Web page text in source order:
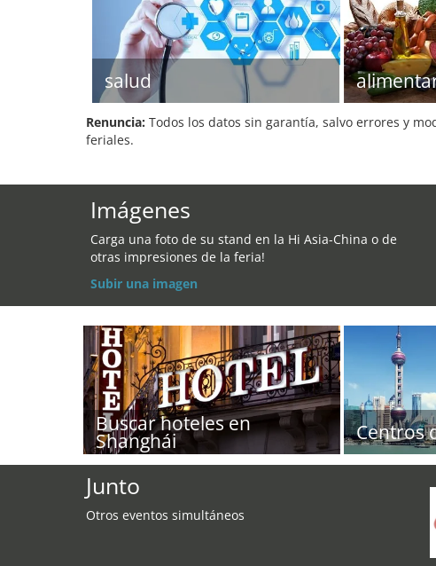
salud
Renuncia: Todos los datos sin garantía, salvo errores y
feriales.
Imágenes
Carga una foto de su stand en la Hi Asia-China o de
otras impresiones de la feria!
Subir una imagen
Buscar hoteles en
Shanghái Centros
Junto
Otros eventos simultáneos